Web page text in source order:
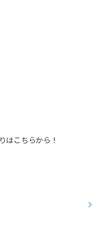
はこちらから！